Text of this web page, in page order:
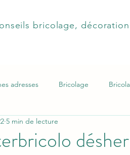
bricolage,
adresses Bricolage
5 min de lecture